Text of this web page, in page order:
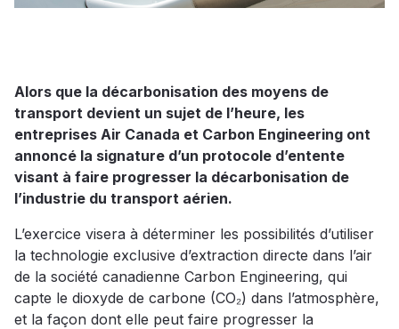
Alors que la décarbonisation des moyens de
transport devient un sujet de l’heure, les
entreprises Air Canada et Carbon Engineering ont
annoncé la signature d’un protocole d’entente
visant à faire progresser la décarbonisation de
l’industrie du transport aérien.
L’exercice visera à déterminer les possibilités d’utiliser
la technologie exclusive d’extraction directe dans l’air
de la société canadienne Carbon Engineering, qui
capte le dioxyde de carbone (CO₂) dans l’atmosphère,
et la façon dont elle peut faire progresser la